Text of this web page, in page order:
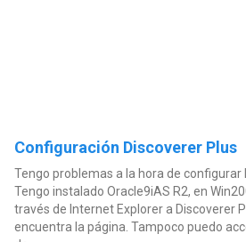
Configuración Discoverer Plus
Tengo problemas a la hora de configurar
Tengo instalado Oracle9iAS R2, en
través de Internet Explorer a Discoverer
encuentra la página. Tampoco puedo